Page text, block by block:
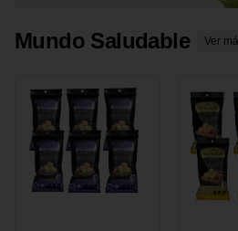
Mundo Saludable Ver